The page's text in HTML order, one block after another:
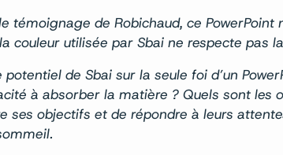
de Robichaud, ce PowerPoint
couleur utilisée par Sbai ne respecte pas
de Sbai sur la seule foi d’un
à absorber la matière ? Quels sont les
ses objectifs et de répondre à leurs